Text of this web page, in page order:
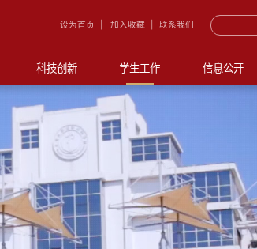
设为首页 加入收藏 联系我们
科技创新 学生工作 信息公开